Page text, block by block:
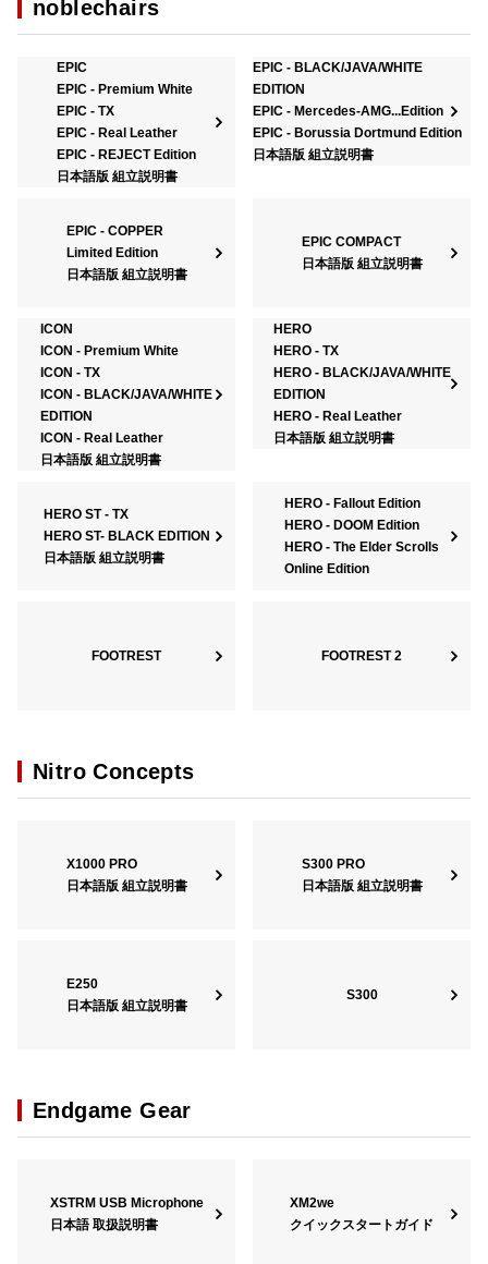
noblechairs
EPIC
EPIC - Premium White
EPIC - TX
EPIC - Real Leather
EPIC - REJECT Edition
日本語版 組立説明書
EPIC - BLACK/JAVA/WHITE
EDITION
EPIC - Mercedes-AMG...Edition
EPIC - Borussia Dortmund Edition
日本語版 組立説明書
EPIC - COPPER
Limited Edition
日本語版 組立説明書
EPIC COMPACT
日本語版 組立説明書
ICON
ICON - Premium White
ICON - TX
ICON - BLACK/JAVA/WHITE
EDITION
ICON - Real Leather
日本語版 組立説明書
HERO
HERO - TX
HERO - BLACK/JAVA/WHITE
EDITION
HERO - Real Leather
日本語版 組立説明書
HERO ST - TX
HERO ST- BLACK EDITION
日本語版 組立説明書
HERO - Fallout Edition
HERO - DOOM Edition
HERO - The Elder Scrolls
Online Edition
FOOTREST FOOTREST 2
Nitro Concepts
X1000 PRO
日本語版 組立説明書
S300 PRO
日本語版 組立説明書
E250
日本語版 組立説明書
S300
Endgame Gear
XSTRM USB Microphone
日本語 取扱説明書
XM2we
クイックスタートガイド